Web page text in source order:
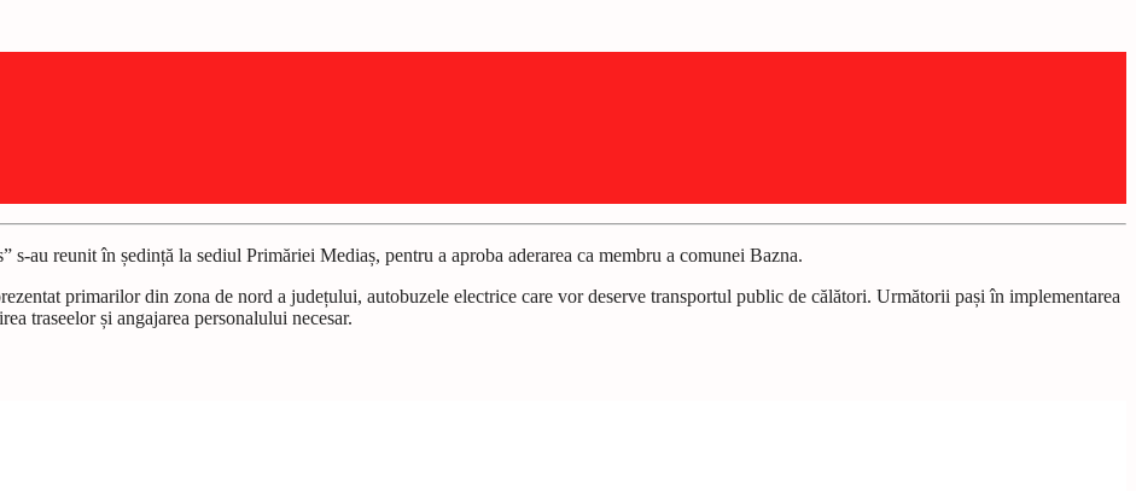
au reunit în ședință la sediul Primăriei Mediaș, pentru a aproba aderarea ca membru a comunei Bazna.
primarilor din zona de nord a județului, autobuzele electrice care vor deserve transportul public de călători. Următorii pași în implementarea
traseelor și angajarea personalului necesar.